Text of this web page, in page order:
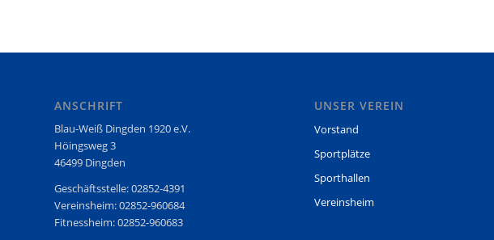
ANSCHRIFT
Blau-Weiß Dingden 1920 e.V.
Höingsweg 3
46499 Dingden
Geschäftsstelle: 02852-4391
Vereinsheim: 02852-960684
Fitnessheim: 02852-960683
UNSER VEREIN
Vorstand
Sportplätze
Sporthallen
Vereinsheim